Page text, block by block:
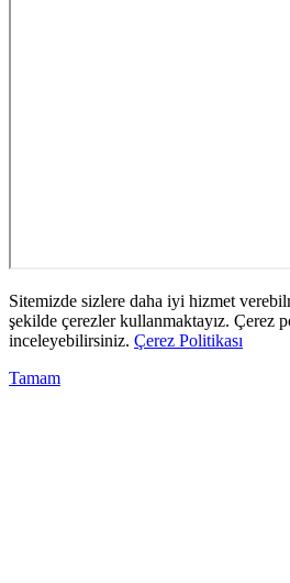
Sitemizde sizlere daha iyi hizmet
şekilde çerezler kullanmaktayız. Çerez
inceleyebilirsiniz. Çerez Politikası
Tamam